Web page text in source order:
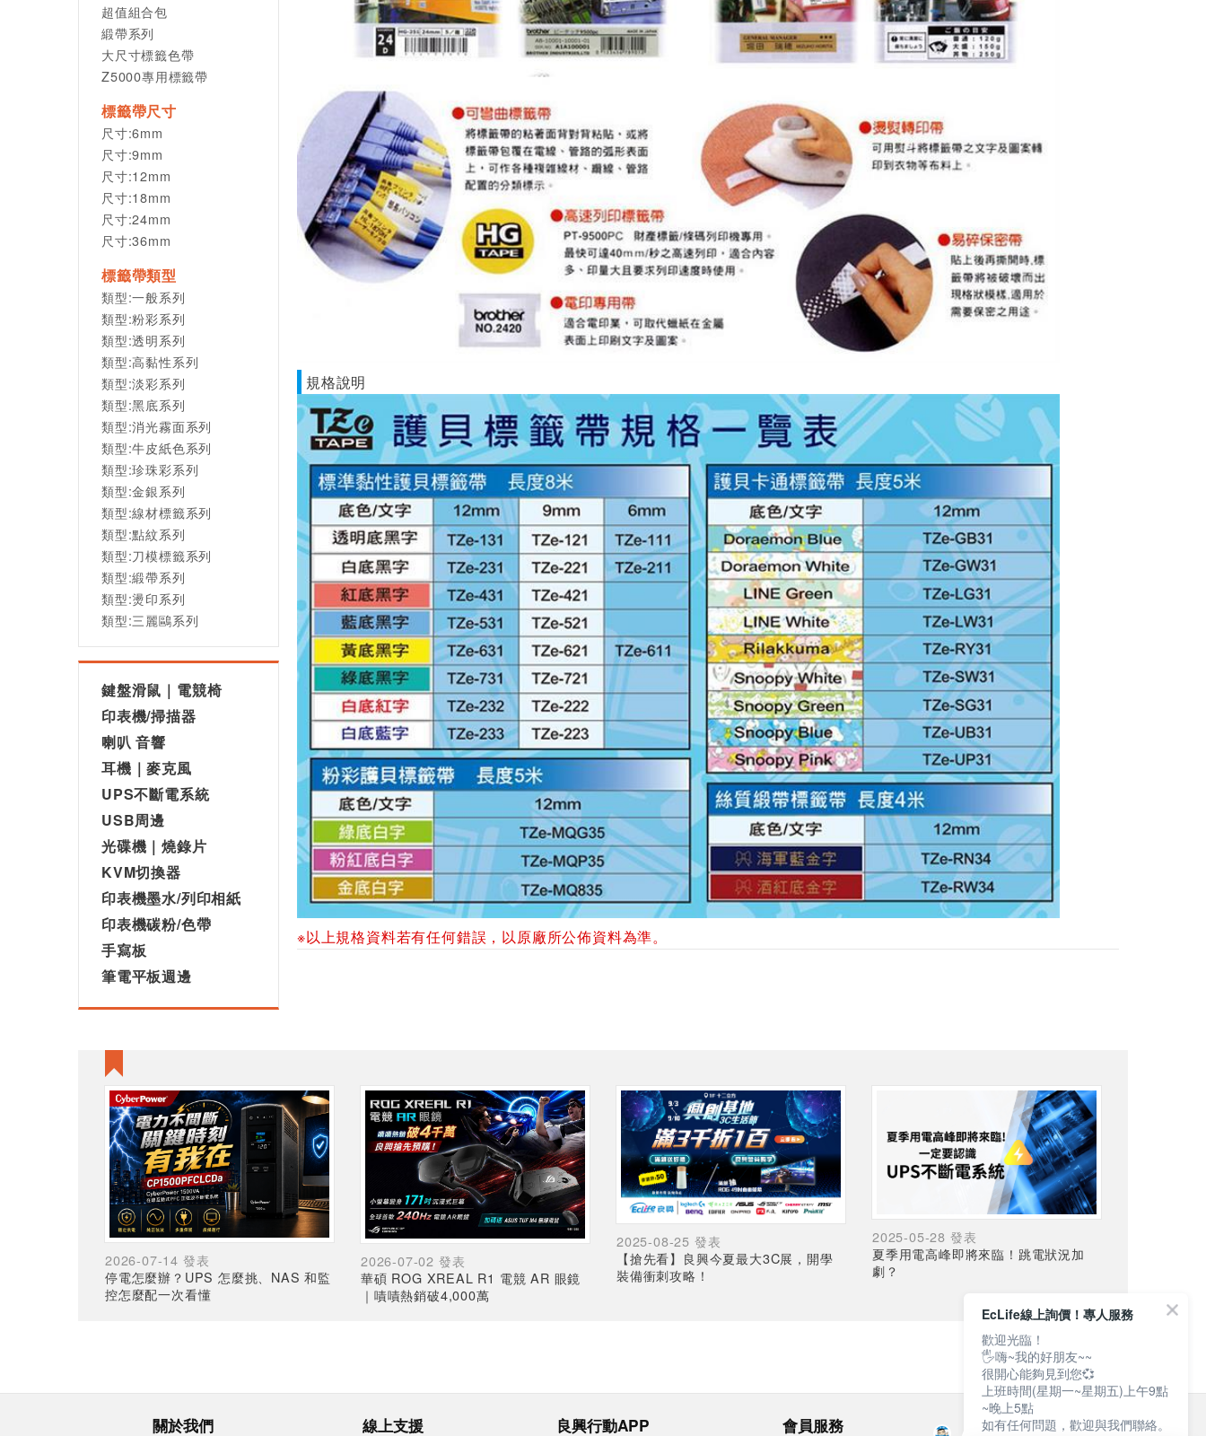
超值組合包
緞帶系列
大尺寸標籤色帶
Z5000專用標籤帶
標籤帶尺寸
尺寸:6mm
尺寸:9mm
尺寸:12mm
尺寸:18mm
尺寸:24mm
尺寸:36mm
標籤帶類型
類型:一般系列
類型:粉彩系列
類型:透明系列
類型:高黏性系列
類型:淡彩系列
類型:黑底系列
類型:消光霧面系列
類型:牛皮紙色系列
類型:珍珠彩系列
類型:金銀系列
類型:線材標籤系列
類型:點紋系列
類型:刀模標籤系列
類型:緞帶系列
類型:燙印系列
類型:三麗鷗系列
鍵盤滑鼠｜電競椅
印表機/掃描器
喇叭 音響
耳機｜麥克風
UPS不斷電系統
USB周邊
光碟機｜燒錄片
KVM切換器
印表機墨水/列印相紙
印表機碳粉/色帶
手寫板
筆電平板週邊
規格說明
※以上規格資料若有任何錯誤，以原廠所公佈資料為準。
2026-07-14 發表
停電怎麼辦？UPS 怎麼挑、NAS 和監
控怎麼配一次看懂
2026-07-02 發表
華碩 ROG XREAL R1 電競 AR 眼鏡
｜嘖嘖熱銷破4,000萬
2025-08-25 發表
【搶先看】良興今夏最大3C展，開學
裝備衝刺攻略！
2025-05-28 發表
夏季用電高峰即將來臨！跳電狀況加
劇？
關於我們 線上支援 良興行動APP 會員服務 團隊夥伴
EcLife線上詢價！專人服務
歡迎光臨！
🖐嗨~我的好朋友~~
很開心能夠見到您💞
上班時間(星期一~星期五)上午9點
~晚上5點
如有任何問題，歡迎與我們聯絡。